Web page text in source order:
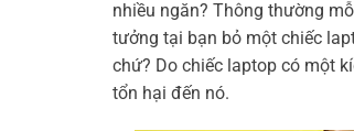
nhiều ngăn? Thông thường
tưởng tại bạn bỏ một chiếc
chứ? Do chiếc laptop có một
tổn hại đến nó.